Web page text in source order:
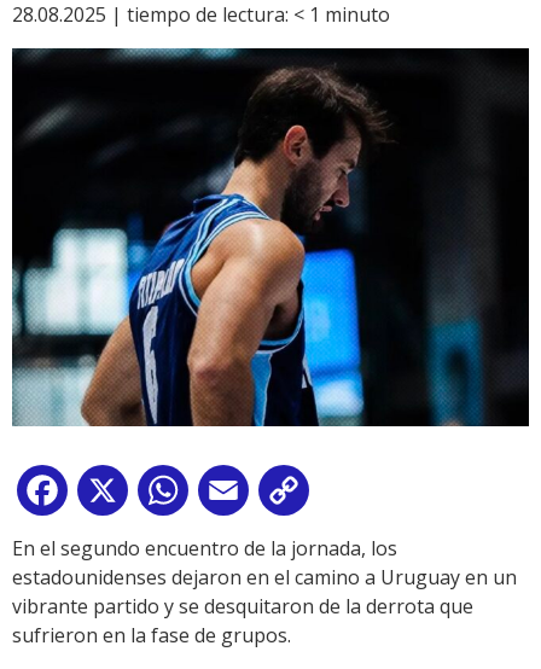
28.08.2025 | tiempo de lectura: < 1 minuto
Facebook
X WhatsApp
Email
Link
En el segundo encuentro de la jornada, los
estadounidenses dejaron en el camino a Uruguay en un
vibrante partido y se desquitaron de la derrota que
sufrieron en la fase de grupos.